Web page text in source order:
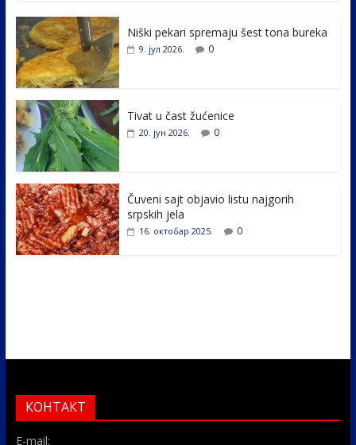
e
b
o
o
k
itt
er e
er
e
Niški pekari spremaju šest tona bureka
9. јул 2026. 0
Tivat u čast žućenice
20. јун 2026. 0
Čuveni sajt objavio listu najgorih
srpskih jela
16. октобар 2025. 0
КОНТАКТ
E-mail: